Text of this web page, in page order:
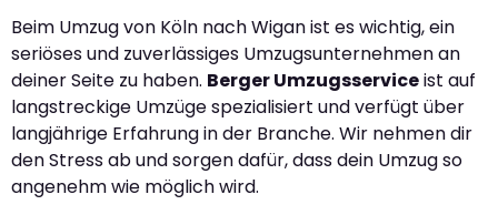
Beim Umzug von Köln nach Wigan ist es wichtig, ein
seriöses und zuverlässiges Umzugsunternehmen an
deiner Seite zu haben. Berger Umzugsserviceist auf
langstreckige Umzüge spezialisiert und verfügt über
langjährige Erfahrung in der Branche. Wir nehmen dir
den Stress ab und sorgen dafür, dass dein Umzug so
angenehm wie möglich wird.